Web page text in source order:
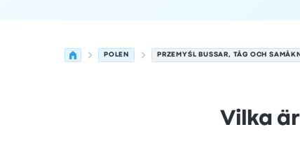
POLEN PRZEMYŚL BUSSAR, TÅG OCH
Vilka